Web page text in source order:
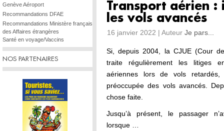
Genève Aéroport
Recommandations DFAE
Recommandations Ministère français
des Affaires étrangères
Santé en voyage/Vaccins
NOS PARTENAIRES
Transport aérien :
les vols avancés
16 janvier 2022 | Auteur Je pars...
Si, depuis 2004, la CJUE (Cour
traite régulièrement les litiges
aériennes lors de vols retardés,
préoccupée des vols avancés.
chose faite.
Jusqu’à présent, le passager
lorsque …